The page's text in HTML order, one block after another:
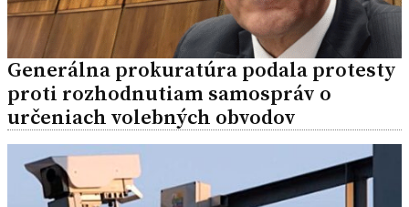
Generálna prokuratúra podala protesty
proti rozhodnutiam samospráv o
určeniach volebných obvodov